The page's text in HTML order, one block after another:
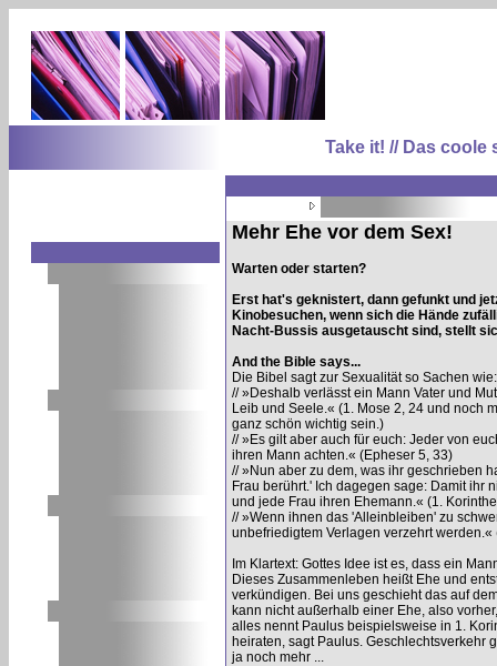
Take it! // Das
Mehr Ehe vor dem Sex!
Warten oder starten?
Erst hat's geknistert, dann gefunkt und
Kinobesuchen, wenn sich die Hände
Nacht-Bussis ausgetauscht sind, stellt
And the Bible says...
Die Bibel sagt zur Sexualität so Sachen wie:
// »Deshalb verlässt ein Mann Vater und
Leib und Seele.« (1. Mose 2, 24 und noch
ganz schön wichtig sein.)
// »Es gilt aber auch für euch: Jeder von
ihren Mann achten.« (Epheser 5, 33)
// »Nun aber zu dem, was ihr geschrieben
Frau berührt.' Ich dagegen sage: Damit ihr
und jede Frau ihren Ehemann.« (1.
// »Wenn ihnen das 'Alleinbleiben' zu
unbefriedigtem Verlagen verzehrt werden.«
Im Klartext: Gottes Idee ist es, dass ein
Dieses Zusammenleben heißt Ehe und
verkündigen. Bei uns geschieht das auf
kann nicht außerhalb einer Ehe, also
alles nennt Paulus beispielsweise in 1.
heiraten, sagt Paulus. Geschlechtsverkehr
ja noch mehr ...